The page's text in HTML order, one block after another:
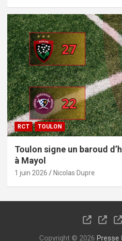
RCT TOULON
Toulon signe un baroud
à Mayol
1 juin 2026 Nicolas Dupre
Copyright © 2026 Presse